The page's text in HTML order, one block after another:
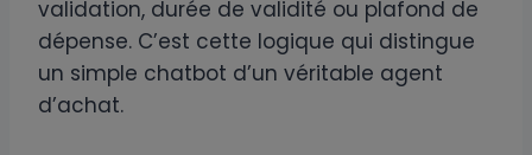
validation, durée de validité ou plafond de
dépense. C’est cette logique qui distingue
un simple chatbot d’un véritable agent
d’achat.